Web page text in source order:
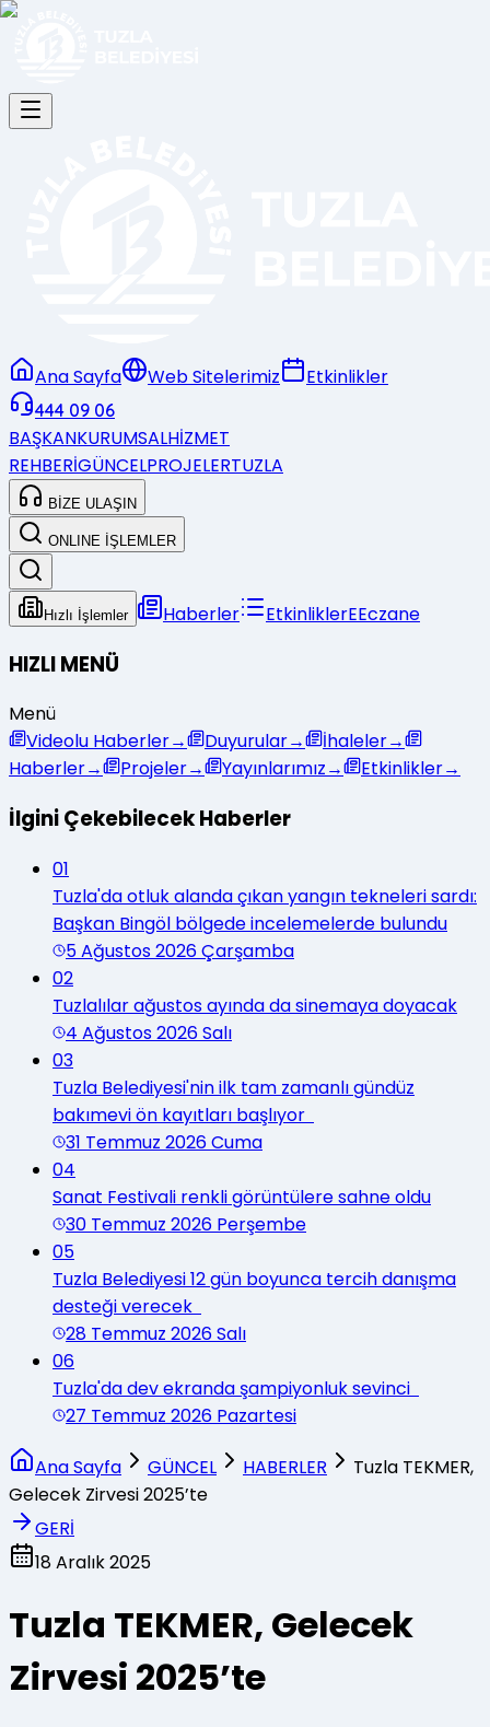
Ana Sayfa Web Sitelerimiz Etkinlikler
444 09 06
BAŞKANKURUMSALHİZMET
REHBERİGÜNCELPROJELERTUZLA
BİZE ULAŞIN
ONLINE İŞLEMLER
Hızlı İşlemler Haberler EtkinliklerEEczane
HIZLI MENÜ
Menü
Videolu Haberler→ Duyurular→ İhaleler→
Haberler→ Projeler→ Yayınlarımız→ Etkinlikler→
İlgini Çekebilecek Haberler
01
Tuzla'da otluk alanda çıkan yangın tekneleri sardı:
Başkan Bingöl bölgede incelemelerde bulundu
5 Ağustos 2026 Çarşamba
02
Tuzlalılar ağustos ayında da sinemaya doyacak
4 Ağustos 2026 Salı
03
Tuzla Belediyesi'nin ilk tam zamanlı gündüz
bakımevi ön kayıtları başlıyor
31 Temmuz 2026 Cuma
04
Sanat Festivali renkli görüntülere sahne oldu
30 Temmuz 2026 Perşembe
05
Tuzla Belediyesi 12 gün boyunca tercih danışma
desteği verecek
28 Temmuz 2026 Salı
06
Tuzla'da dev ekranda şampiyonluk sevinci
27 Temmuz 2026 Pazartesi
Ana Sayfa GÜNCEL HABERLER
Tuzla TEKMER,
Gelecek Zirvesi 2025’te
GERİ
18 Aralık 2025
Tuzla TEKMER, Gelecek
Zirvesi 2025’te